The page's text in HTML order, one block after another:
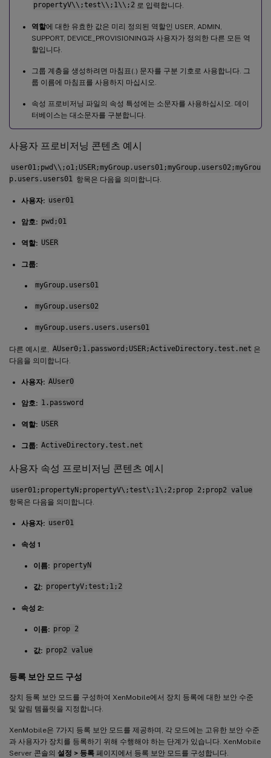
propertyV\\;test\\;1\\;2 로 입력합니다.
역할에 대한 유효한 값은 미리 정의된 역할인 USER, ADMIN,
SUPPORT, DEVICE_PROVISIONING과 사용자가 정의한 다른 모든 역
할입니다.
그룹 계층을 생성하려면 마침표(.) 문자를 구분 기호로 사용합니다. 그
룹 이름에 마침표를 사용하지 마십시오.
속성 프로비저닝 파일의 속성 특성에는 소문자를 사용하십시오. 데이
터베이스는 대소문자를 구분합니다.
사용자 프로비저닝 콘텐츠 예시
user01;pwd\\;o1;USER;myGroup.users01;myGroup.users02;myGrou
p.users.users01 항목은 다음을 의미합니다.
사용자: user01
암호: pwd;01
역할: USER
그룹:
myGroup.users01
myGroup.users02
myGroup.users.users.users01
다른 예시로, AUser0;1.password;USER;ActiveDirectory.test.net 은
다음을 의미합니다.
사용자: AUser0
암호: 1.password
역할: USER
그룹: ActiveDirectory.test.net
사용자 속성 프로비저닝 콘텐츠 예시
user01;propertyN;propertyV\;test\;1\;2;prop 2;prop2 value
항목은 다음을 의미합니다.
사용자: user01
속성 1
이름: propertyN
값: propertyV;test;1;2
속성 2:
이름: prop 2
값: prop2 value
등록 보안 모드 구성
장치 등록 보안 모드를 구성하여 XenMobile에서 장치 등록에 대한 보안 수준
및 알림 템플릿을 지정합니다.
XenMobile은 7가지 등록 보안 모드를 제공하며, 각 모드에는 고유한 보안 수준
과 사용자가 장치를 등록하기 위해 수행해야 하는 단계가 있습니다. XenMobile
Server 콘솔의 설정 > 등록 페이지에서 등록 보안 모드를 구성합니다.